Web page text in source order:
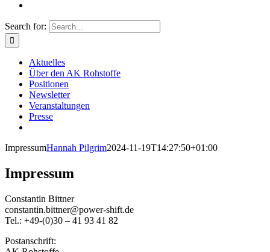
Search for:
Aktuelles
Über den AK Rohstoffe
Positionen
Newsletter
Veranstaltungen
Presse
ImpressumHannah Pilgrim2024-11-19T14:27:50+01:00
Impressum
Constantin Bittner
constantin.bittner@power-shift.de
Tel.: +49-(0)30 – 41 93 41 82
Postanschrift: